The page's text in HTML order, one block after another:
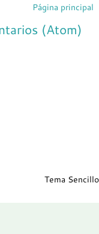
Página principal
(Atom)
Tema